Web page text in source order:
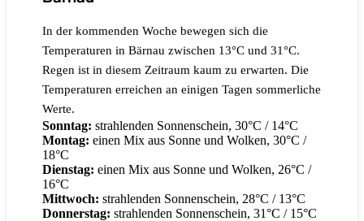
In der kommenden Woche bewegen sich die
Temperaturen in Bärnau zwischen 13°C und 31°C.
Regen ist in diesem Zeitraum kaum zu erwarten. Die
Temperaturen erreichen an einigen Tagen sommerliche
Werte.
Sonntag: strahlenden Sonnenschein, 30°C / 14°C
Montag: einen Mix aus Sonne und Wolken, 30°C /
18°C
Dienstag: einen Mix aus Sonne und Wolken, 26°C /
16°C
Mittwoch: strahlenden Sonnenschein, 28°C / 13°C
Donnerstag: strahlenden Sonnenschein, 31°C / 15°C